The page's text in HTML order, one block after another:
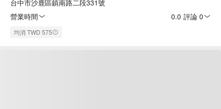
台中市沙鹿區鎮南路二段331號
營業時間
0.0 評論 0
均消 TWD 575